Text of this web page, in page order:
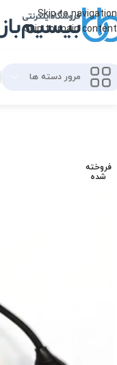
Skip to navigation
Skip to main content
مرور دسته ها
فروخته
شده